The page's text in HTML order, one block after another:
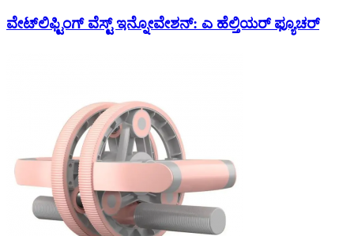
ವೇಟ್‌ಲಿಫ್ಟಿಂಗ್ ವೆಸ್ಟ್ ಇನ್ನೋವೇಶನ್: ಎ ಹೆಲ್ತಿಯರ್ ಫ್ಯೂಚರ್